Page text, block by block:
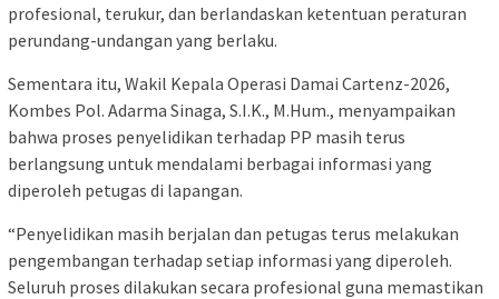
profesional, terukur, dan berlandaskan ketentuan peraturan
perundang-undangan yang berlaku.
Sementara itu, Wakil Kepala Operasi Damai Cartenz-2026,
Kombes Pol. Adarma Sinaga, S.I.K., M.Hum., menyampaikan
bahwa proses penyelidikan terhadap PP masih terus
berlangsung untuk mendalami berbagai informasi yang
diperoleh petugas di lapangan.
“Penyelidikan masih berjalan dan petugas terus melakukan
pengembangan terhadap setiap informasi yang diperoleh.
Seluruh proses dilakukan secara profesional guna memastikan